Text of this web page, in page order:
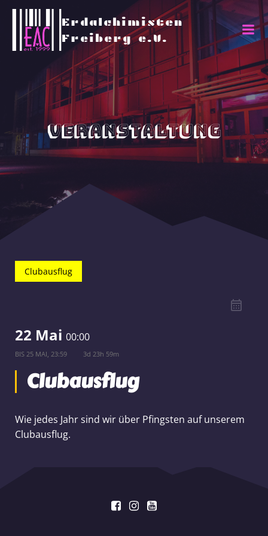
Erdalchimisten
Freiberg e.V.
Veranstaltung
Clubausflug
22 Mai 00:00
BIS 25 MAI, 23:59 3d 23h 59m
Clubausflug
Wie jedes Jahr sind wir über Pfingsten auf unserem
Clubausflug.